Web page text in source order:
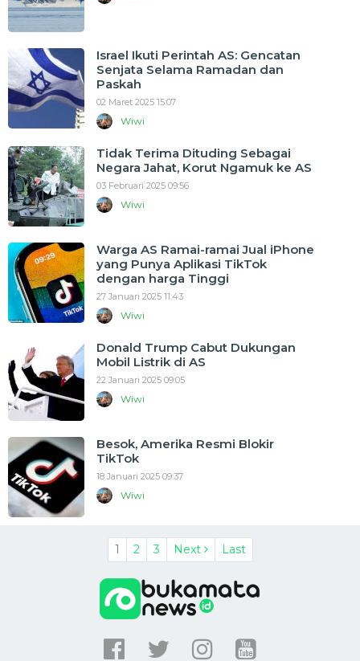
Israel Ikuti Perintah AS: Gencatan
Senjata Selama Ramadan dan
Paskah
02 Maret 2025 15:07
Wiwi
Tidak Terima Dituding Sebagai
Negara Jahat, Korut Ngamuk ke AS
03 Februari 2025 09:56
Wiwi
Warga AS Ramai-ramai Jual iPhone
yang Punya Aplikasi TikTok
dengan harga Tinggi
27 Januari 2025 11:43
Wiwi
Donald Trump Cabut Dukungan
Mobil Listrik di AS
22 Januari 2025 09:05
Wiwi
Besok, Amerika Resmi Blokir
TikTok
18 Januari 2025 09:37
Wiwi
1 2 3 Next Last